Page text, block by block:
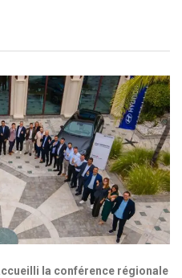
la conférence régionale